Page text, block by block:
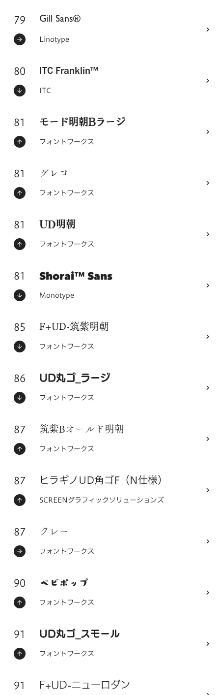
79
ステータス：
フォントシリーズ
Gill Sans®
フォントメーカー
Linotype
80
ステータス：
フォントシリーズ
ITC Franklin™
フォントメーカー
ITC
81
ステータス：
フォントシリーズ
モード明朝Bラージ
フォントメーカー
フォントワークス
81
ステータス：
フォントシリーズ
グレコ
フォントメーカー
フォントワークス
81
ステータス：
フォントシリーズ
UD明朝
フォントメーカー
フォントワークス
81
ステータス：
フォントシリーズ
Shorai™ Sans
フォントメーカー
Monotype
85
ステータス：
フォントシリーズ
F+UD-筑紫明朝
フォントメーカー
フォントワークス
86
ステータス：
フォントシリーズ
UD丸ゴ_ラージ
フォントメーカー
フォントワークス
87
ステータス：
フォントシリーズ
筑紫Bオールド明朝
フォントメーカー
フォントワークス
87
ステータス：
フォントシリーズ
ヒラギノUD角ゴF（N仕様）
フォントメーカー
SCREENグラフィックソリューションズ
87
ステータス：
フォントシリーズ
クレー
フォントメーカー
フォントワークス
90
ステータス：
フォントシリーズ
ベビポップ
フォントメーカー
フォントワークス
91
ステータス：
フォントシリーズ
UD丸ゴ_スモール
フォントメーカー
フォントワークス
91 フォントシリーズ
F+UD-ニューロダン